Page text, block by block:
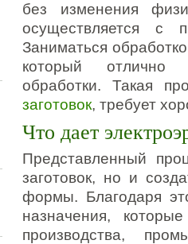
без изменения
осуществляется с
Заниматься
который отлично
обработки. Такая
заготовок, требует
Что дает
Представленный
заготовок, но и
формы. Благодаря
назначения,
производства,